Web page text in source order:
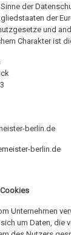
der
der
und
Charakter ist
berlin.de
berlin.de
Unternehmen
um Daten, die